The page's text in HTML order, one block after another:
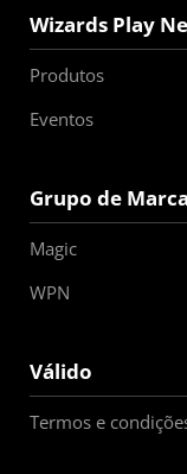
Wizards Play
Produtos
Eventos
Grupo de
Magic
WPN
Válido
Termos e